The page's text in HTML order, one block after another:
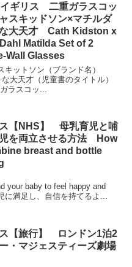
ギリス 二重ガラスコッ
スキッドソン×マチルダ
大天才 Cath Kidston x
Matilda Set of 2
Wall Glasses
ットソン（ブランド名）
大天才（児童書のタイトル）
ラスコッ...
【NHS】 母乳育児と哺
を両立させる方法 How
breast and bottle
your baby to feel happy and
に満足し、自信を持てるよ...
【旅行】 ロンドン1泊2
・マジェスティーズ劇場